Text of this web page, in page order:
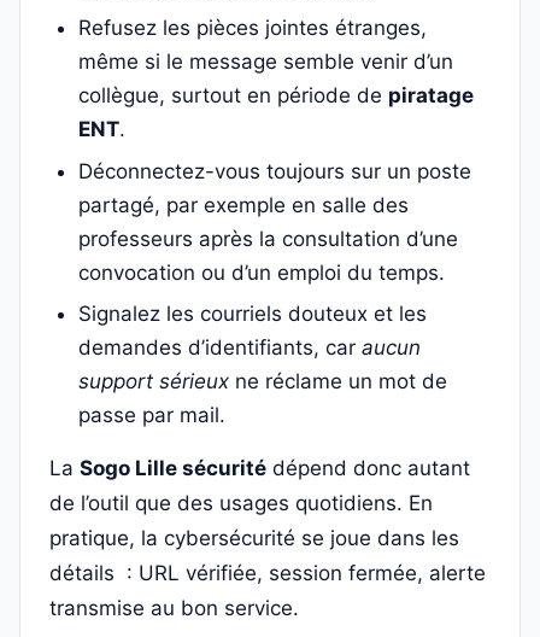
Refusez les pièces jointes étranges,
même si le message semble venir d’un
collègue, surtout en période de piratage
ENT.
Déconnectez-vous toujours sur un poste
partagé, par exemple en salle des
professeurs après la consultation d’une
convocation ou d’un emploi du temps.
Signalez les courriels douteux et les
demandes d’identifiants, car aucun
support sérieux ne réclame un mot de
passe par mail.
La Sogo Lille sécurité dépend donc autant
de l’outil que des usages quotidiens. En
pratique, la cybersécurité se joue dans les
détails : URL vérifiée, session fermée, alerte
transmise au bon service.